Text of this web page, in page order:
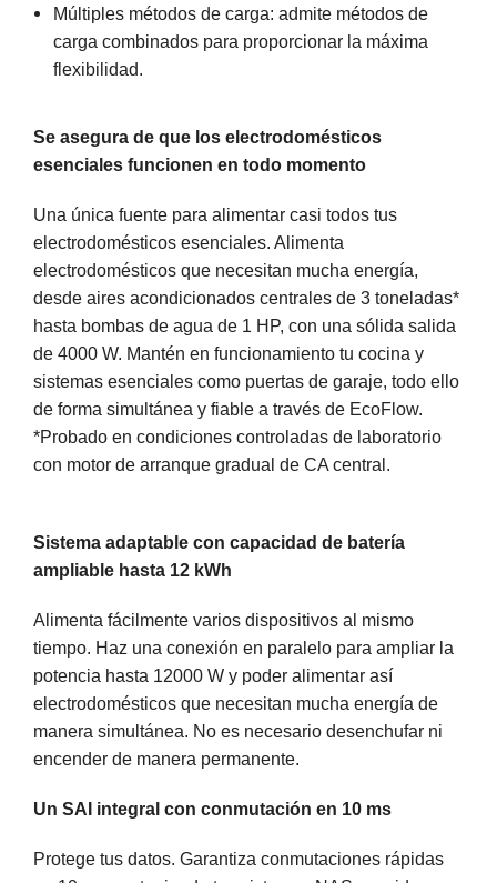
Múltiples métodos de carga: admite métodos de
carga combinados para proporcionar la máxima
flexibilidad.
Se asegura de que los electrodomésticos
esenciales funcionen en todo momento
Una única fuente para alimentar casi todos tus
electrodomésticos esenciales. Alimenta
electrodomésticos que necesitan mucha energía,
desde aires acondicionados centrales de 3 toneladas*
hasta bombas de agua de 1 HP, con una sólida salida
de 4000 W. Mantén en funcionamiento tu cocina y
sistemas esenciales como puertas de garaje, todo ello
de forma simultánea y fiable a través de EcoFlow.
*Probado en condiciones controladas de laboratorio
con motor de arranque gradual de CA central.
Sistema adaptable con capacidad de batería
ampliable hasta 12 kWh
Alimenta fácilmente varios dispositivos al mismo
tiempo. Haz una conexión en paralelo para ampliar la
potencia hasta 12000 W y poder alimentar así
electrodomésticos que necesitan mucha energía de
manera simultánea. No es necesario desenchufar ni
encender de manera permanente.
Un SAI integral con conmutación en 10 ms
Protege tus datos. Garantiza conmutaciones rápidas